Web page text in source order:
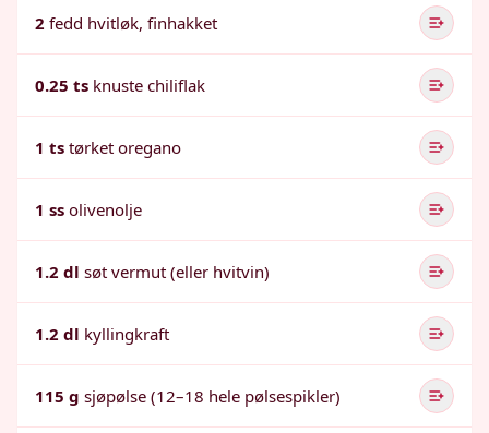
2 fedd hvitløk, finhakket
0.25 ts knuste chiliflak
1 ts tørket oregano
1 ss olivenolje
1.2 dl søt vermut (eller hvitvin)
1.2 dl kyllingkraft
115 g sjøpølse (12–18 hele pølsespikler)